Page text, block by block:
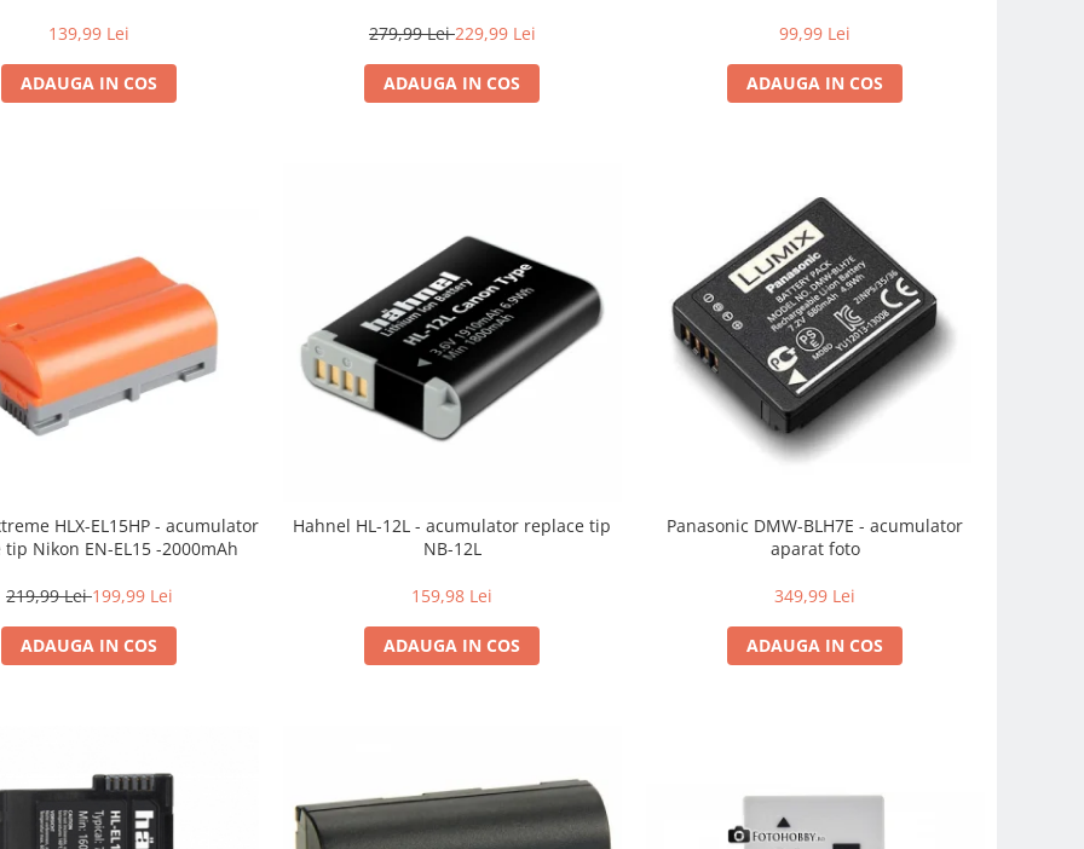
139,99 Lei
ADAUGA IN COS
279,99 Lei229,99 Lei
ADAUGA IN COS
99,99 Lei
ADAUGA IN COS
HLX-EL15HP - acumulator
Nikon EN-EL15 -2000mAh
219,99 Lei199,99 Lei
ADAUGA IN COS
Hahnel HL-12L - acumulator replace tip
NB-12L
159,98 Lei
ADAUGA IN COS
Panasonic DMW-BLH7E - acumulator
aparat foto
349,99 Lei
ADAUGA IN COS